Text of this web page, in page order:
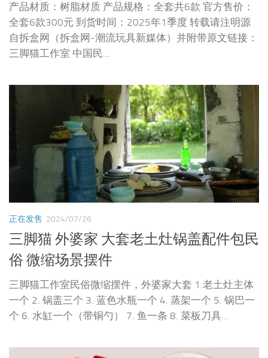
产品材质：树脂材质 产品规格：全套共6款 官方售价：
全套6款300元 到货时间：2025年1季度 转载请注明源
自拆盒网（拆盒网-潮流玩具新媒体）并附带原文链接：
三脚猫工作室 中国民...
正在发售 2024/07/26
三脚猫 外婆家 大套老土灶锅盖配件包民
俗 微缩场景摆件
三脚猫工作室民俗微缩摆件，外婆家大套 1.老土灶主体
一个 2. 锅盖三个 3. 蓝色水瓶一个 4. 蒸架一个 5. 锅巴一
个 6. 水缸一个（带铜勺） 7. 鱼一条 8. 菜板刀具...